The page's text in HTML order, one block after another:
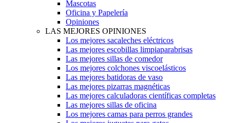
Mascotas
Oficina y Papelería
Opiniones
LAS MEJORES OPINIONES
Los mejores sacaleches eléctricos
Las mejores escobillas limpiaparabrisas
Las mejores sillas de comedor
Los mejores colchones viscoelásticos
Las mejores batidoras de vaso
Las mejores pizarras magnéticas
Las mejores calculadoras científicas completas
Las mejores sillas de oficina
Los mejores camas para perros grandes